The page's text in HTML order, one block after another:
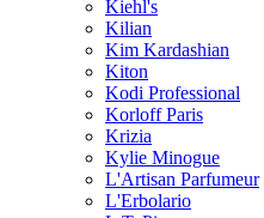
Kiehl's
Kilian
Kim Kardashian
Kiton
Kodi Professional
Korloff Paris
Krizia
Kylie Minogue
L'Artisan Parfumeur
L'Erbolario